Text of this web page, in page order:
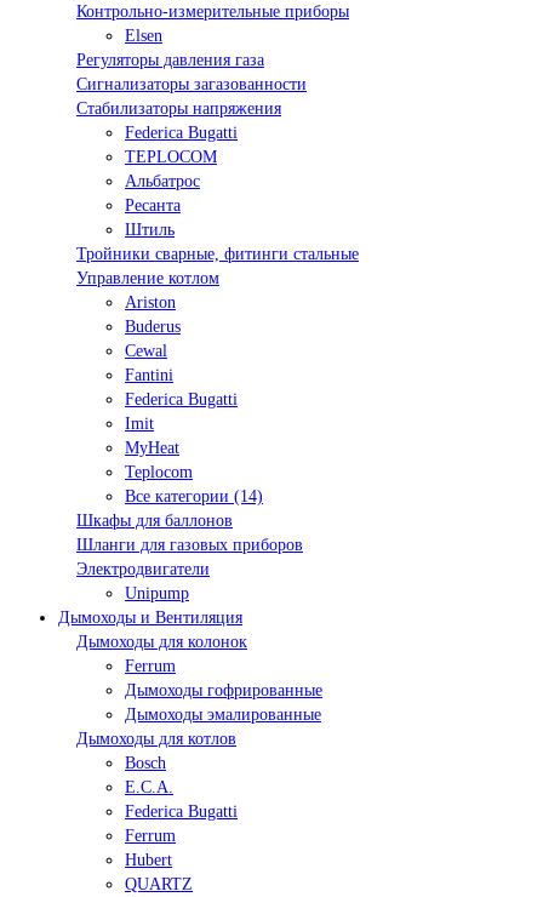
Контрольно-измерительные приборы
Elsen
Регуляторы давления газа
Сигнализаторы загазованности
Стабилизаторы напряжения
Federica Bugatti
TEPLOCOM
Альбатрос
Ресанта
Штиль
Тройники сварные, фитинги стальные
Управление котлом
Ariston
Buderus
Cewal
Fantini
Federica Bugatti
Imit
MyHeat
Teplocom
Все категории (14)
Шкафы для баллонов
Шланги для газовых приборов
Электродвигатели
Unipump
Дымоходы и Вентиляция
Дымоходы для колонок
Ferrum
Дымоходы гофрированные
Дымоходы эмалированные
Дымоходы для котлов
Bosch
E.C.A.
Federica Bugatti
Ferrum
Hubert
QUARTZ